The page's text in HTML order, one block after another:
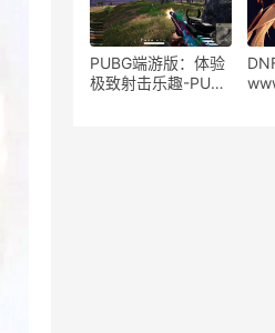
PUBG端游版：体验
极致射击乐趣-PUBG